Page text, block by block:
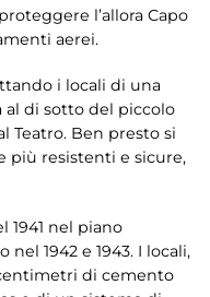
l’allora Capo
aerei.
i locali di una
al di sotto del piccolo
Teatro. Ben presto si
più resistenti e sicure,
1941 nel piano
1942 e 1943. I locali,
di cemento